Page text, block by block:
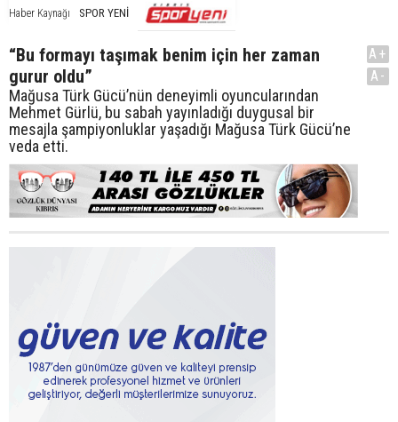
Haber Kaynağı SPOR YENİ
“Bu formayı taşımak benim için her zaman
gurur oldu”
Mağusa Türk Gücü’nün deneyimli oyuncularından
Mehmet Gürlü, bu sabah yayınladığı duygusal bir
mesajla şampiyonluklar yaşadığı Mağusa Türk Gücü’ne
veda etti.
A+
A-